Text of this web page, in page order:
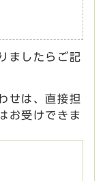
ましたらご記
せは、直接担
お受けできま